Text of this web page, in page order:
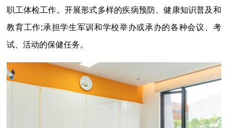
职工体检工作。开展形式多样的疾病预防、健康知识普及和
教育工作;承担学生军训和学校举办或承办的各种会议、考
试、活动的保健任务。